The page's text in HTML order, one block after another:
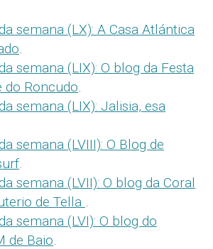
semana (LX): A Casa Atlántica
.
semana (LIX): O blog da Festa
do Roncudo.
semana (LIX): Jalisia, esa
semana (LVIII): O Blog de
.
semana (LVII): O blog da Coral
de Tella .
semana (LVI): O blog do
de Baio.